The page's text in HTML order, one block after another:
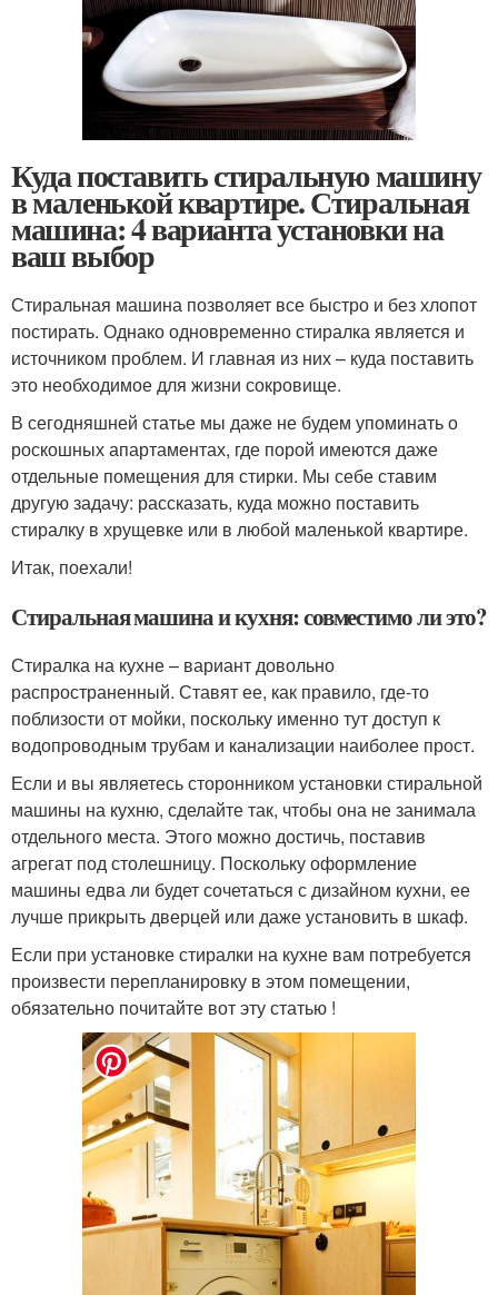
Куда поставить стиральную машину
в маленькой квартире. Стиральная
машина: 4 варианта установки на
ваш выбор
Стиральная машина позволяет все быстро и без хлопот
постирать. Однако одновременно стиралка является и
источником проблем. И главная из них – куда поставить
это необходимое для жизни сокровище.
В сегодняшней статье мы даже не будем упоминать о
роскошных апартаментах, где порой имеются даже
отдельные помещения для стирки. Мы себе ставим
другую задачу: рассказать, куда можно поставить
стиралку в хрущевке или в любой маленькой квартире.
Итак, поехали!
Стиральная машина и кухня: совместимо ли это?
Стиралка на кухне – вариант довольно
распространенный. Ставят ее, как правило, где-то
поблизости от мойки, поскольку именно тут доступ к
водопроводным трубам и канализации наиболее прост.
Если и вы являетесь сторонником установки стиральной
машины на кухню, сделайте так, чтобы она не занимала
отдельного места. Этого можно достичь, поставив
агрегат под столешницу. Поскольку оформление
машины едва ли будет сочетаться с дизайном кухни, ее
лучше прикрыть дверцей или даже установить в шкаф.
Если при установке стиралки на кухне вам потребуется
произвести перепланировку в этом помещении,
обязательно почитайте вот эту статью !